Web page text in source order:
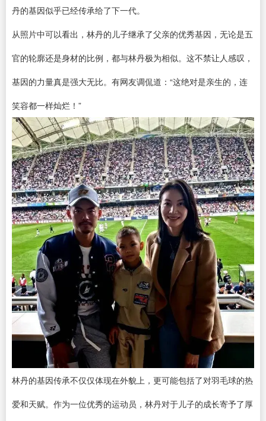
丹的基因似乎已经传承给了下一代。
从照片中可以看出，林丹的儿子继承了父亲的优秀基因，无论是五
官的轮廓还是身材的比例，都与林丹极为相似。这不禁让人感叹，
基因的力量真是强大无比。有网友调侃道：“这绝对是亲生的，连
笑容都一样灿烂！”
林丹的基因传承不仅仅体现在外貌上，更可能包括了对羽毛球的热
爱和天赋。作为一位优秀的运动员，林丹对于儿子的成长寄予了厚